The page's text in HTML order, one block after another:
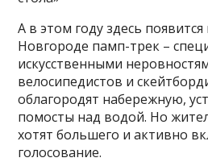
А в этом году здесь
Новгороде памп-трек –
искусственными
велосипедистов и
облагородят набережную,
помосты над водой. Но
хотят большего и активно
голосование.